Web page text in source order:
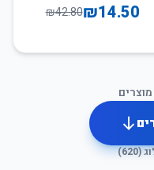
₪14.50
₪42.80
מוצרים
(
620
)